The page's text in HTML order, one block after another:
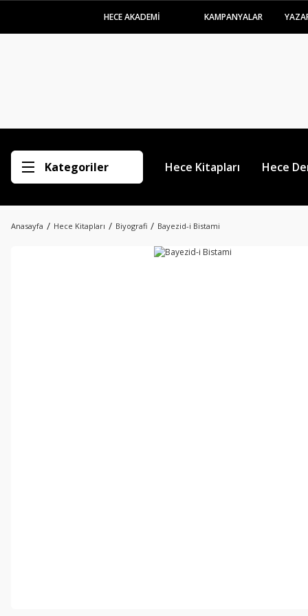
HECE AKADEMİ KAMPANYALAR
Kategoriler Hece Kitapları Hece
Anasayfa Hece Kitapları Biyografi Bayezid-i Bistami